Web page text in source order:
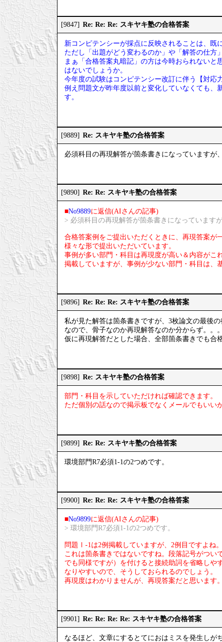
[9847] Re: Re: Re: スキヤキ塾の合格答案
新コンピテンシーが採点に反映されることは、既
ただし「出題がどう変わるのか」や「解答の仕
まぁ「合格答案丸暗記」の方は今時おられない
はないでしょうか。
今年度の試験はコンピテンシー改訂に伴う【対応
例え問題文が昨年度以前と変化していなくても、
す。
[9889] Re: スキヤキ塾の合格答案
必須科目の再現解答が箇条書きになっていますが
[9890] Re: Re: スキヤキ塾の合格答案
■No9889に返信(AIさんの記事)
> 必須科目の再現解答が箇条書きになっています
合格答案例をご提出いただくときに、再現答案が
様々な形で提出いただいています。
事例が多い部門・科目は再現度が高い＆内容がこ
掲載していますが、事例が少ない部門・科目は、
[9896] Re: Re: Re: スキヤキ塾の合格答案
私が見た解答は箇条書きですが、3枚論文の最後
なので、骨子なのか再現解答なのか分からず。。
仮に再現解答だとした場合、全部箇条書きでも合
[9898] Re: スキヤキ塾の合格答案
部門・科目を示していただければ確認できます。
ただ個別の話なので掲示板でなくメールでもいい
[9899] Re: Re: スキヤキ塾の合格答案
環境部門R7必須1-1の2つめです。
[9900] Re: Re: Re: スキヤキ塾の合格答案
■No9899に返信(AIさんの記事)
> 環境部門R7必須1-1の2つめです。
問題Ⅰ-1は2例掲載していますが、2例目ですよね
これは箇条書きではないですね。段落記号がつ
でも同様ですが）を付けると接続助詞を省略し
なりやすいので、そうしておられるのでしょう。
再現度はわかりませんが、再現答案だと思います
[9901] Re: Re: Re: Re: スキヤキ塾の合格答案
なるほど、文章にするとてにおはミスを発生し